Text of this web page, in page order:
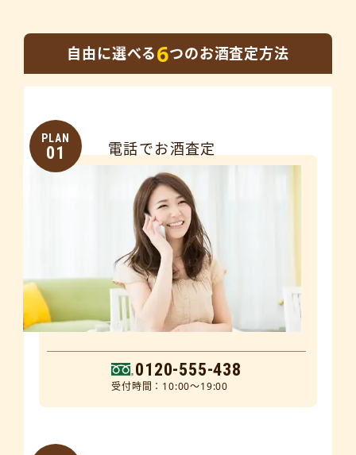
自由に選べる6つのお酒査定方法
PLAN
01 電話でお酒査定
0120-555-438
受付時間：10:00～19:00